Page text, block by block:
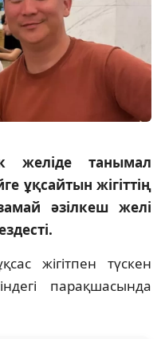
желіде танымал
ұқсайтын жігіттің
әзілкеш желі
жігітпен түскен
парақшасында